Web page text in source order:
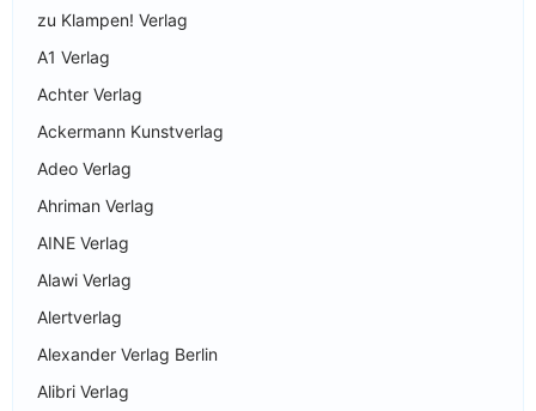
zu Klampen! Verlag
A1 Verlag
Achter Verlag
Ackermann Kunstverlag
Adeo Verlag
Ahriman Verlag
AINE Verlag
Alawi Verlag
Alertverlag
Alexander Verlag Berlin
Alibri Verlag